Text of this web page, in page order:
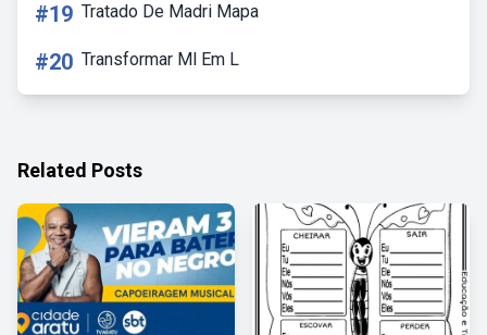
#19 Tratado De Madri Mapa
#20 Transformar Ml Em L
Related Posts